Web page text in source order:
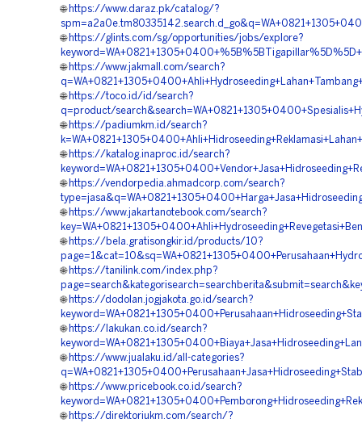
🌐 https://www.daraz.pk/catalog/?
🌐 https://glints.com/sg/opportunities/jobs/explore?
🌐 https://www.jakmall.com/search?
🌐 https://toco.id/id/search?
q=product/
🌐 https://padiumkm.id/search?
🌐 https://katalog.inaproc.id/search?
🌐 https://vendorpedia.ahmadcorp.com/search?
🌐 https://www.jakartanotebook.com/search?
🌐 https://bela.gratisongkir.id/products/10?
🌐 https://tanilink.com/index.php?
🌐 https://dodolan.jogjakota.go.id/search?
🌐 https://lakukan.co.id/search?
🌐 https://www.jualaku.id/all-categories?
🌐 https://www.pricebook.co.id/search?
🌐 https://direktoriukm.com/search/?